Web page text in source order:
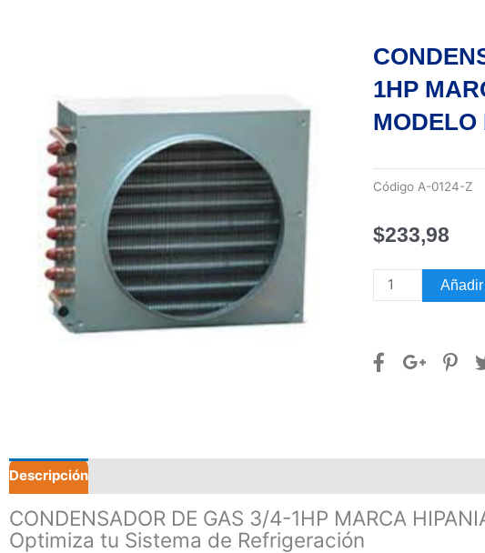
1HP
MODELO
Código A-0124-Z
$233,98
CONDENSADOR
DE
1HP
cantidad
Descripción
CONDENSADOR DE GAS 3/4-1HP MARCA
Optimiza tu Sistema de Refrigeración